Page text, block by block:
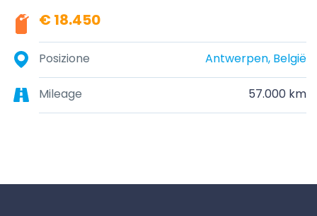
€ 18.450
Posizione Antwerpen, België
Mileage 57.000 km